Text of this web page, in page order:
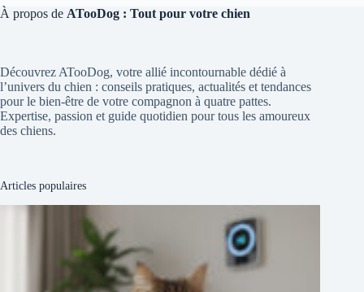
À propos de ATooDog : Tout pour votre chien
Découvrez ATooDog, votre allié incontournable dédié à
l’univers du chien : conseils pratiques, actualités et tendances
pour le bien-être de votre compagnon à quatre pattes.
Expertise, passion et guide quotidien pour tous les amoureux
des chiens.
Articles populaires